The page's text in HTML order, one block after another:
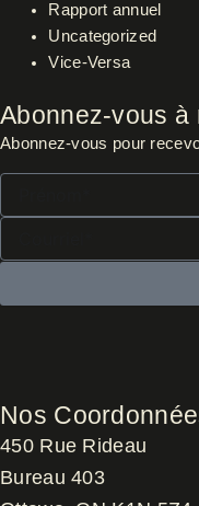
Rapport annuel
Uncategorized
Vice-Versa
Abonnez-vous à
Abonnez-vous pour
Nos
450 Rue Rideau
Bureau 403